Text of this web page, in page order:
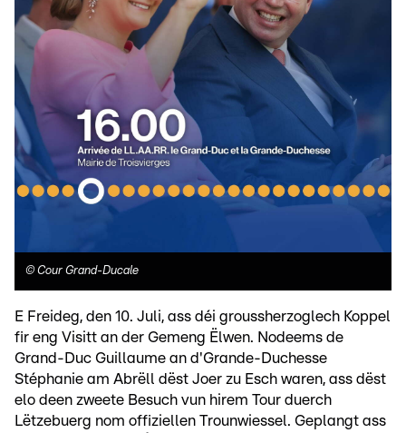
© Cour Grand-Ducale
E Freideg, den 10. Juli, ass déi groussherzoglech Koppel
fir eng Visitt an der Gemeng Ëlwen. Nodeems de
Grand-Duc Guillaume an d'Grande-Duchesse
Stéphanie am Abrëll dëst Joer zu Esch waren, ass dëst
elo deen zweete Besuch vun hirem Tour duerch
Lëtzebuerg nom offiziellen Trounwiessel. Geplangt ass